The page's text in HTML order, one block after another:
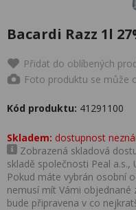
Bacardi Razz 1l
Přidat do oblíbených
Foto produktu se může
Kód produktu: 41291100
Skladem: dostupnost
Zobrazená skladová
skladě společnosti Peal a.s.,
Pokud máte vybrán osobní
nemusí mít Vámi objednané
bude připravena v co